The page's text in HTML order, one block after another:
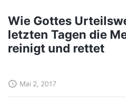
Wie Gottes
letzten Tagen die
reinigt und rettet
Mai 2, 2017